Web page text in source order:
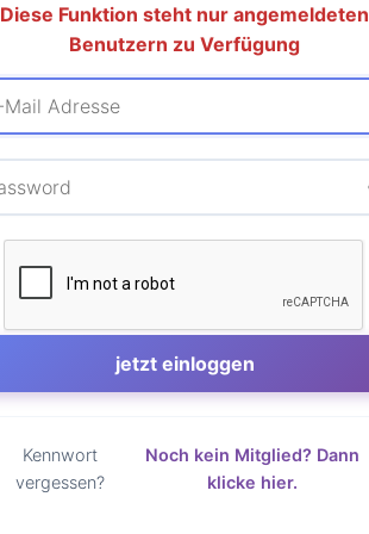
Diese Funktion steht nur angemeldeten
Benutzern zu Verfügung
Kennwort
vergessen?
Noch kein Mitglied? Dann
klicke hier.